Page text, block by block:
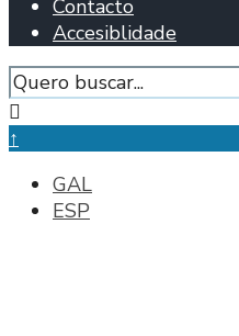
Contacto
Accesiblidade
Procurar
busca
↑
GAL
ESP